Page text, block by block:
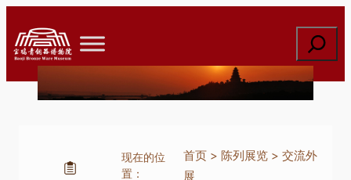
至
内
索
现在的位
置：
首页> 陈列展览> 交流外
展